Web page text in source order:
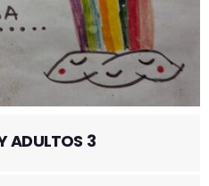
ADULTOS 3